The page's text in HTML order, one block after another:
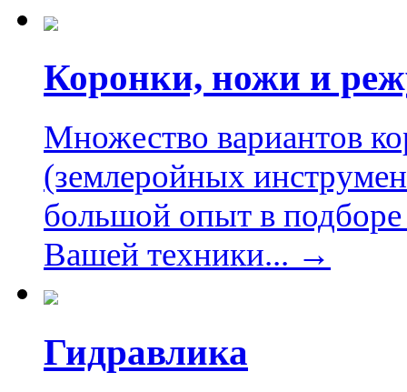
Коронки, ножи и
Множество вариантов
(землеройных
большой опыт в
Вашей техники... →
Гидравлика